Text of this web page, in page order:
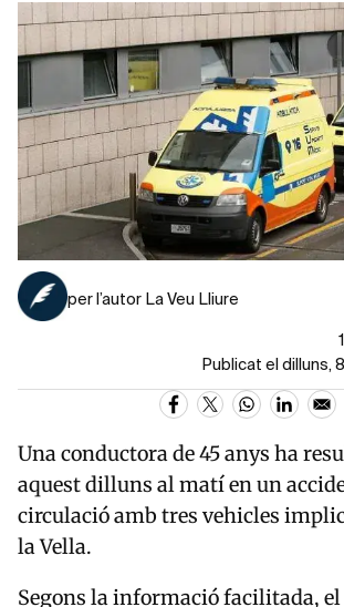
per l’autor La Veu Lliure
Publicat el dilluns,
Una conductora de 45 anys ha
aquest dilluns al matí en un
circulació amb tres vehicles
la Vella.
Segons la informació facilitada, el